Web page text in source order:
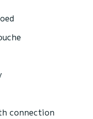
connection